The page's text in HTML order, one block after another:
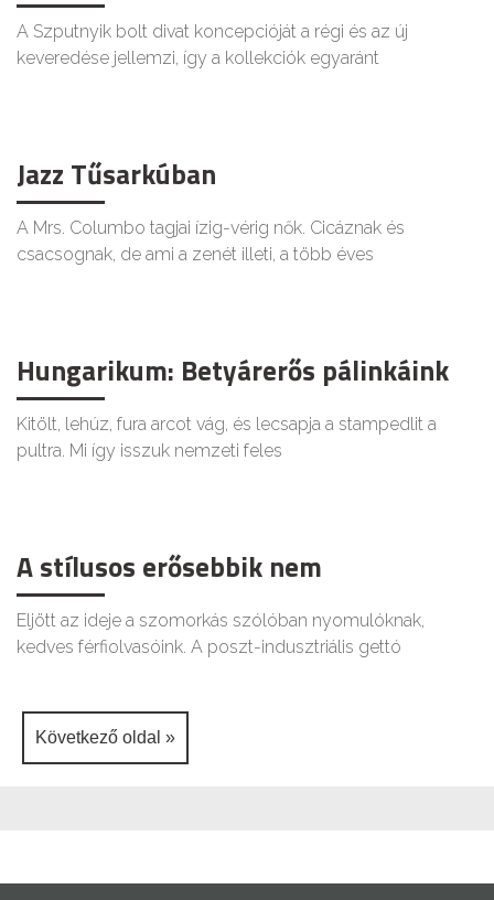
A Szputnyik bolt divat koncepcióját a régi és az új
keveredése jellemzi, így a kollekciók egyaránt
Jazz Tűsarkúban
A Mrs. Columbo tagjai ízig-vérig nők. Cicáznak és
csacsognak, de ami a zenét illeti, a több éves
Hungarikum: Betyárerős pálinkáink
Kitölt, lehúz, fura arcot vág, és lecsapja a stampedlit a
pultra. Mi így isszuk nemzeti feles
A stílusos erősebbik nem
Eljött az ideje a szomorkás szólóban nyomulóknak,
kedves férfiolvasóink. A poszt-indusztriális gettó
Következő oldal »